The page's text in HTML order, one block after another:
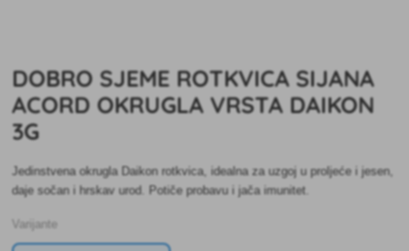
DOBRO SJEME ROTKVICA SIJANA
ACORD OKRUGLA VRSTA DAIKON
3G
Jedinstvena okrugla Daikon rotkvica, idealna za uzgoj u proljeće i jesen,
daje sočan i hrskav urod. Potiče probavu i jača imunitet.
Varijante